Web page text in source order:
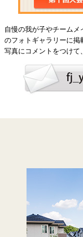
自慢の我が子やチーム
のフォトギャラリーに掲
写真にコメントをつけ